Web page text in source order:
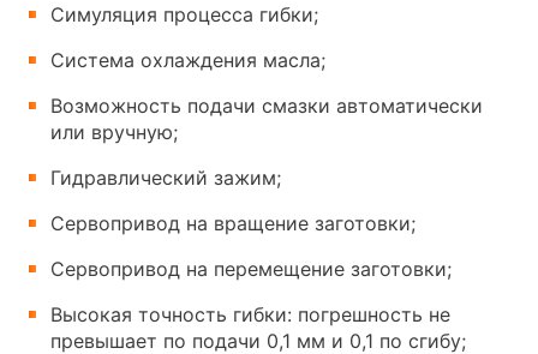
Симуляция процесса гибки;
Система охлаждения масла;
Возможность подачи смазки автоматически
или вручную;
Гидравлический зажим;
Сервопривод на вращение заготовки;
Сервопривод на перемещение заготовки;
Высокая точность гибки: погрешность не
превышает по подачи 0,1 мм и 0,1 по сгибу;